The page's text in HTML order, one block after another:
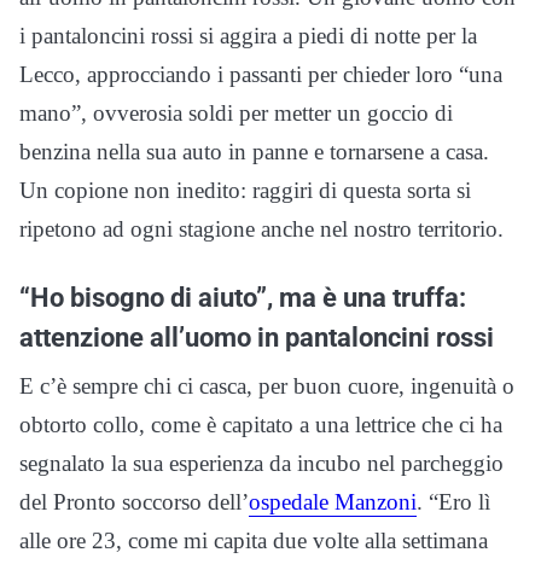
i pantaloncini rossi si aggira a piedi di notte per la
Lecco, approcciando i passanti per chieder loro “una
mano”, ovverosia soldi per metter un goccio di
benzina nella sua auto in panne e tornarsene a casa.
Un copione non inedito: raggiri di questa sorta si
ripetono ad ogni stagione anche nel nostro territorio.
“Ho bisogno di aiuto”, ma è una truffa:
attenzione all’uomo in pantaloncini rossi
E c’è sempre chi ci casca, per buon cuore, ingenuità o
obtorto collo, come è capitato a una lettrice che ci ha
segnalato la sua esperienza da incubo nel parcheggio
del Pronto soccorso dell’ospedale Manzoni. “Ero lì
alle ore 23, come mi capita due volte alla settimana